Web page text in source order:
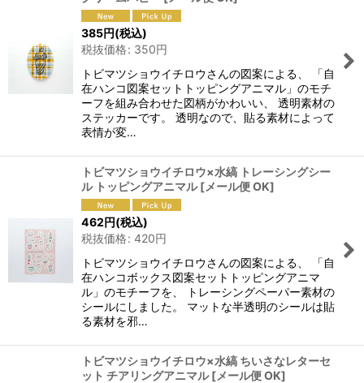
385円(税込)
税抜価格: 350円
トビマツショウイチロウさんの図案による、 「自
在ハンコ図案セットトッピングアニマル」のモチ
ーフを組み合わせた図柄がかわいい、 透明素材の
ステッカーです。 透明なので、貼る素材によって
表情が変…
トビマツショウイチロウ×水縞 トレーシングシー
ル トッピングアニマル [メール便 OK]
462円(税込)
税抜価格: 420円
トビマツショウイチロウさんの図案による、 「自
在ハンコボックス図案セットトッピングアニマ
ル」のモチーフを、 トレーシングペーパー素材の
シールにしました。 マットな半透明のシールは貼
る素材を邪…
トビマツショウイチロウ×水縞 ちいさなレターセ
ット チアリングアニマル [メール便 OK]